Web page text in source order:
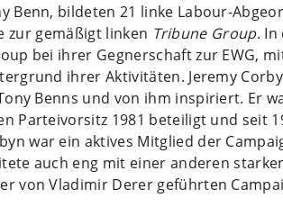
Benn, bildeten 21 linke Labour-
zur gemäßigt linken Tribune Group. In
bei ihrer Gegnerschaft zur EWG,
ihrer Aktivitäten. Jeremy
Benns und von ihm inspiriert. Er
Parteivorsitz 1981 beteiligt und seit
war ein aktives Mitglied der
auch eng mit einer anderen
von Vladimir Derer geführten